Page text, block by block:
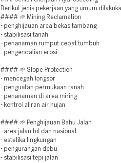
Berikut jenis pekerjaan yang umum
#### 🌱 Mining Reclamation
- penghijauan area bekas tambang
- stabilisasi tanah
- penanaman rumput cepat tumbuh
- pengendalian erosi
#### 🌱 Slope Protection
- mencegah longsor
- penguatan permukaan tanah
- penanaman di area miring
- kontrol aliran air hujan
#### 🌱 Penghijauan Bahu Jalan
- area jalan tol dan nasional
- estetika lingkungan
- pengurangan debu
- stabilisasi tepi jalan